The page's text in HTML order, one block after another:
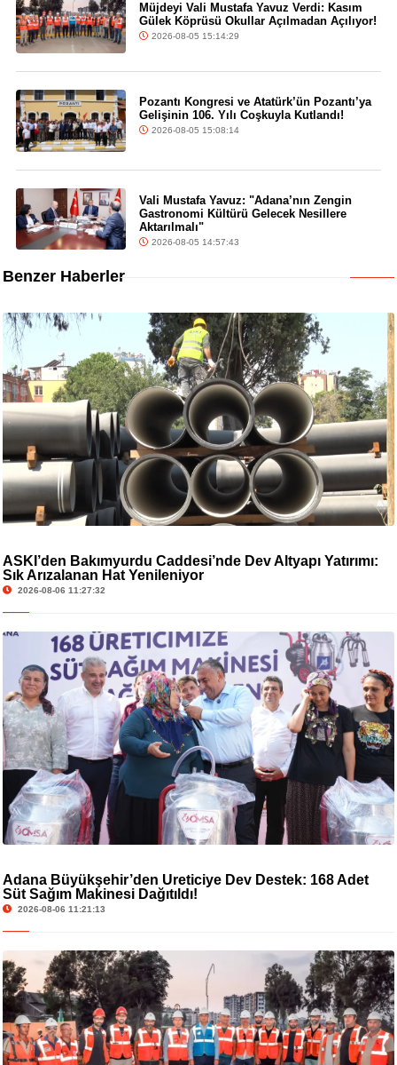
Müjdeyi Vali Mustafa Yavuz Verdi: Kasım
Gülek Köprüsü Okullar Açılmadan Açılıyor!
2026-08-05 15:14:29
Pozantı Kongresi ve Atatürk’ün Pozantı’ya
Gelişinin 106. Yılı Coşkuyla Kutlandı!
2026-08-05 15:08:14
Vali Mustafa Yavuz: "Adana’nın Zengin
Gastronomi Kültürü Gelecek Nesillere
Aktarılmalı"
2026-08-05 14:57:43
Benzer Haberler
ASKİ’den Bakımyurdu Caddesi’nde Dev Altyapı Yatırımı:
Sık Arızalanan Hat Yenileniyor
2026-08-06 11:27:32
Adana Büyükşehir’den Üreticiye Dev Destek: 168 Adet
Süt Sağım Makinesi Dağıtıldı!
2026-08-06 11:21:13